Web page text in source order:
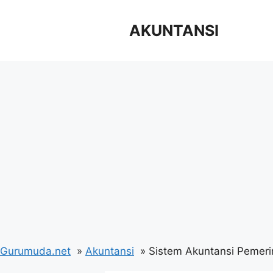
AKUNTANSI
Gurumuda.net Akuntansi Sistem Akuntansi